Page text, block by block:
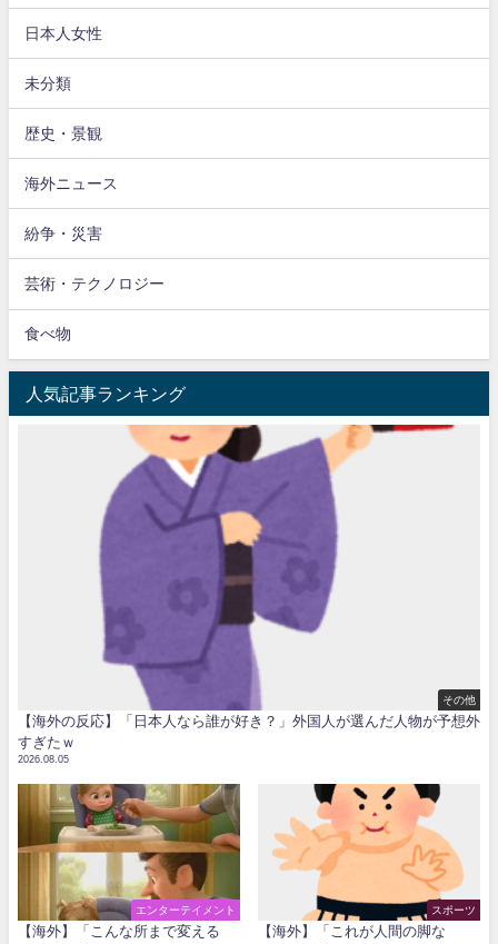
日本人女性
未分類
歴史・景観
海外ニュース
紛争・災害
芸術・テクノロジー
食べ物
人気記事ランキング
その他
【海外の反応】「日本人なら誰が好き？」外国人が選んだ人物が予想外
すぎたｗ
2026.08.05
エンターテイメント
【海外】「こんな所まで変える
スポーツ
【海外】「これが人間の脚な